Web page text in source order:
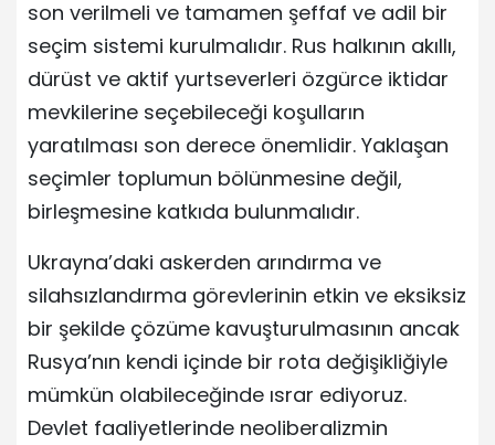
son verilmeli ve tamamen şeffaf ve adil bir
seçim sistemi kurulmalıdır. Rus halkının akıllı,
dürüst ve aktif yurtseverleri özgürce iktidar
mevkilerine seçebileceği koşulların
yaratılması son derece önemlidir. Yaklaşan
seçimler toplumun bölünmesine değil,
birleşmesine katkıda bulunmalıdır.
Ukrayna’daki askerden arındırma ve
silahsızlandırma görevlerinin etkin ve eksiksiz
bir şekilde çözüme kavuşturulmasının ancak
Rusya’nın kendi içinde bir rota değişikliğiyle
mümkün olabileceğinde ısrar ediyoruz.
Devlet faaliyetlerinde neoliberalizmin